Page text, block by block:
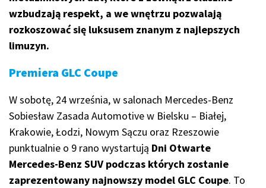
wzbudzają respekt, a we wnętrzu pozwalają
rozkoszować się luksusem znanym z najlepszych
limuzyn.
Premiera GLC Coupe
W sobotę, 24 września, w salonach Mercedes-Benz
Sobiesław Zasada Automotive w Bielsku – Białej,
Krakowie, Łodzi, Nowym Sączu oraz Rzeszowie
punktualnie o 9 rano wystartują Dni Otwarte
Mercedes-Benz SUV podczas których zostanie
zaprezentowany najnowszy model GLC Coupe. To